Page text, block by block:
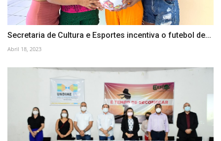
Secretaria de Cultura e Esportes incentiva o futebol de...
Abril 18, 2023